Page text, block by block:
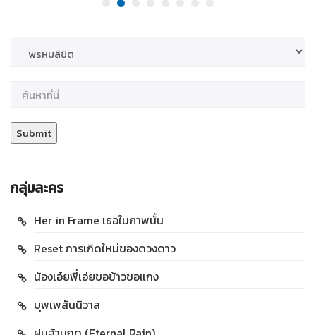
กลุ่มละคร
Her in Frame เธอในภาพนั้น
Reset การเกิดใหม่ของดวงดาว
น้องเอ๋ยพี่เอ่ยขอข้าวขอแกง
บุพเพสันนิวาส